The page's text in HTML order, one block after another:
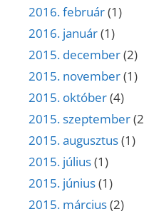
2016. február(1)
2016. január(1)
2015. december(2)
2015. november(1)
2015. október(4)
2015. szeptember
2015. augusztus(1)
2015. július(1)
2015. június(1)
2015. március(2)